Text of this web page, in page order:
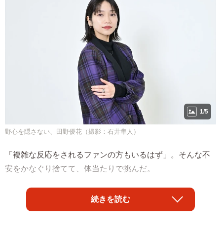
1/5
野心を隠さない、田野優花（撮影：石井隼人）
「複雑な反応をされるファンの方もいるはず」。そんな不
安をかなぐり捨てて、体当たりで挑んだ。
元AKB48の田野優花（27）が、人気コミックを実写映画化
した『ぼくらのふしだら』に主演。大学受験のための時間
続きを読む